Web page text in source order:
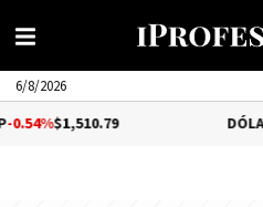
6/8/2026
-0.72%